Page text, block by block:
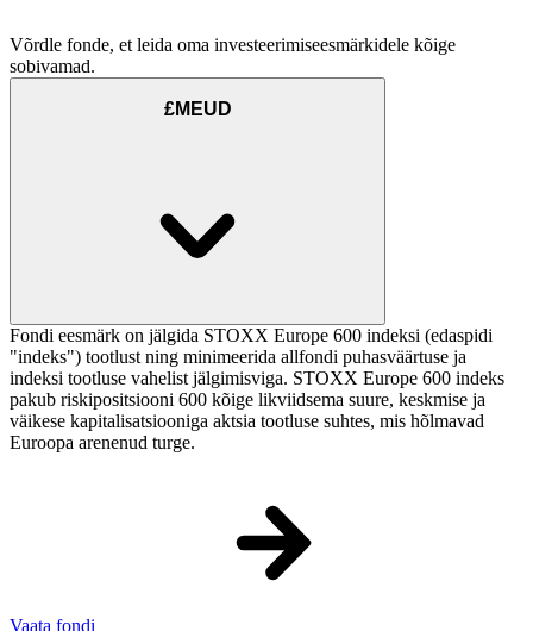
Võrdle fonde, et leida oma investeerimiseesmärkidele kõige
sobivamad.
£MEUD
Fondi eesmärk on jälgida STOXX Europe 600 indeksi (edaspidi
"indeks") tootlust ning minimeerida allfondi puhasväärtuse ja
indeksi tootluse vahelist jälgimisviga. STOXX Europe 600 indeks
pakub riskipositsiooni 600 kõige likviidsema suure, keskmise ja
väikese kapitalisatsiooniga aktsia tootluse suhtes, mis hõlmavad
Euroopa arenenud turge.
Vaata fondi